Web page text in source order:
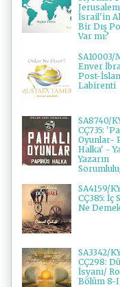
İsrail'in
Bir Dış
Var mı?
SA10003/
Enver
Post-
Labirenti
SA8740/
CÇ735:
Oyunlar-
Halka' -
Yazarın
SA4159/
CÇ385: İç
Ne
SA3342/
CÇ298:
İsyanı/
Bölüm 8-I